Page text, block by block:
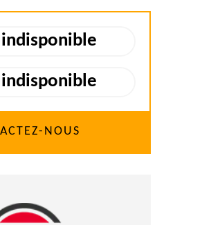
indisponible
indisponible
NOUS